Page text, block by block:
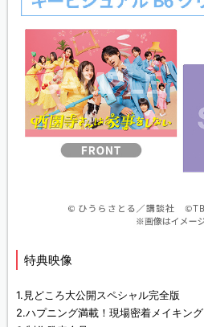
特典映像
1.見どころ大公開スペシャル完全版
2.ハプニング満載！現場密着メイキング